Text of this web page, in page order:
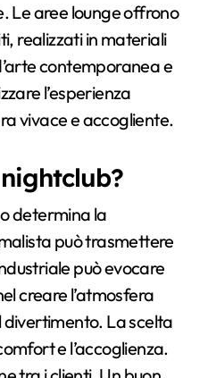
Le aree lounge offrono
realizzati in materiali
contemporanea e
l’esperienza
vivace e accogliente.
determina la
può trasmettere
può evocare
creare l’atmosfera
divertimento. La scelta
e l’accoglienza.